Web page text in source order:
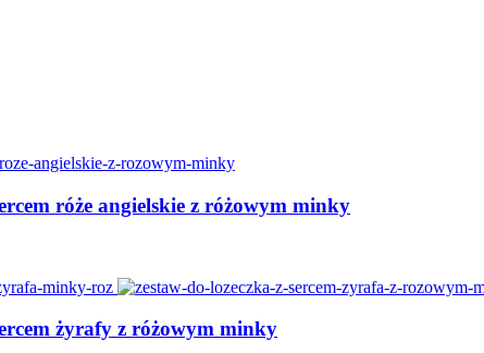
róże angielskie z różowym minky
żyrafy z różowym minky